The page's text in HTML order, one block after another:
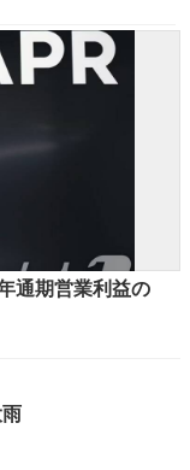
通期営業利益の